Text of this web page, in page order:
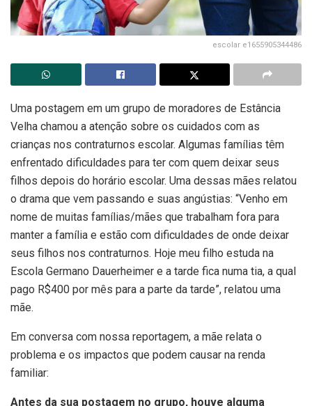
escolar e1655905344486
Uma postagem em um grupo de moradores de Estância
Velha chamou a atenção sobre os cuidados com as
crianças nos contraturnos escolar. Algumas famílias têm
enfrentado dificuldades para ter com quem deixar seus
filhos depois do horário escolar. Uma dessas mães relatou
o drama que vem passando e suas angústias: “Venho em
nome de muitas famílias/mães que trabalham fora para
manter a família e estão com dificuldades de onde deixar
seus filhos nos contraturnos. Hoje meu filho estuda na
Escola Germano Dauerheimer e a tarde fica numa tia, a qual
pago R$400 por mês para a parte da tarde”, relatou uma
mãe.
Em conversa com nossa reportagem, a mãe relata o
problema e os impactos que podem causar na renda
familiar:
Antes da sua postagem no grupo, houve alguma